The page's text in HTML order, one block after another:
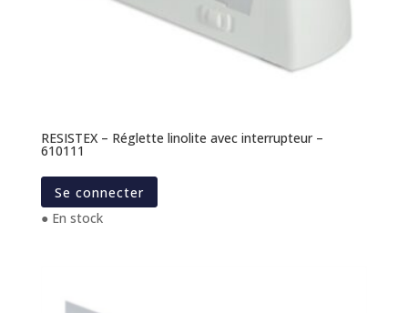
RESISTEX – Réglette linolite avec interrupteur –
610111
Se connecter
● En stock